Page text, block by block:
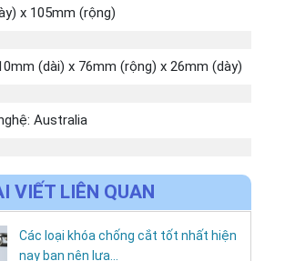
x 105mm (rộng)
(dài) x 76mm (rộng) x 26mm (dày)
Australia
VIẾT LIÊN QUAN
Các loại khóa chống cắt tốt nhất hiện
nay bạn nên lựa...